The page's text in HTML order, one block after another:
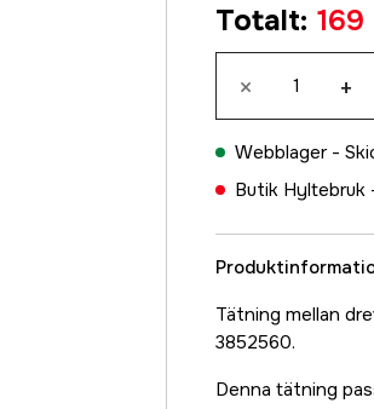
Totalt: 169
× +
Webblager -
Butik Hyltebruk
Tätning mellan
3852560.
Denna tätning